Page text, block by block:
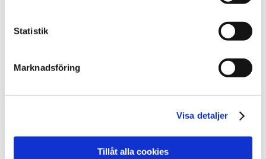
Statistik
Marknadsföring
Visa detaljer
Tillåt alla cookies
Nu har du skickat in dina kompletteringar.
Viktigt! Via den röda nedladdningsikonen laddar du
(se ikon i markeringsrutan i bilden nedan)